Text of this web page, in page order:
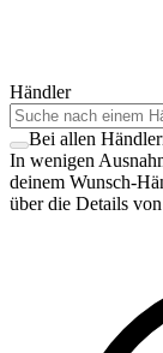
Händler
Bei allen
In wenigen
deinem Wunsch-
über die Details